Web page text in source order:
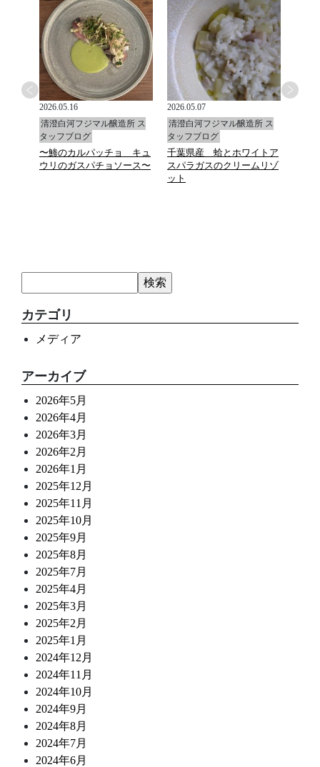
2026.05.16
清澄白河フジマル醸造所 ス
タッフブログ
〜鯵のカルパッチョ キュ
ウリのガスパチョソース〜
2026.05.07
清澄白河フジマル醸造所 ス
タッフブログ
千葉県産 蛤とホワイトア
スパラガスのクリームリゾ
ット
カテゴリ
メディア
アーカイブ
2026年5月
2026年4月
2026年3月
2026年2月
2026年1月
2025年12月
2025年11月
2025年10月
2025年9月
2025年8月
2025年7月
2025年4月
2025年3月
2025年2月
2025年1月
2024年12月
2024年11月
2024年10月
2024年9月
2024年8月
2024年7月
2024年6月